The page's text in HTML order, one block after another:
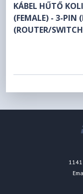
KÁBEL HŰTŐ
(FEMALE) - 3-PIN
(ROUTER/